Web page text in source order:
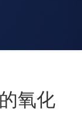
氧化